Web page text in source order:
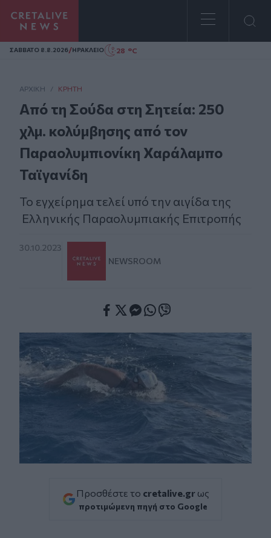
Homepage
ΣAΒΒΑΤΟ 8.8.2026/ΗΡΑΚΛΕΙΟ 28 °C
ΑΡΧΙΚΗ / ΚΡΉΤΗ
Από τη Σούδα στη Σητεία: 250
χλμ. κολύμβησης από τον
Παραολυμπιονίκη Χαράλαμπο
Ταϊγανίδη
Το εγχείρημα τελεί υπό την αιγίδα της
Ελληνικής Παραολυμπιακής Επιτροπής
30.10.2023
NEWSROOM
Προσθέστε το cretalive.gr ως
προτιμώμενη πηγή στο Google